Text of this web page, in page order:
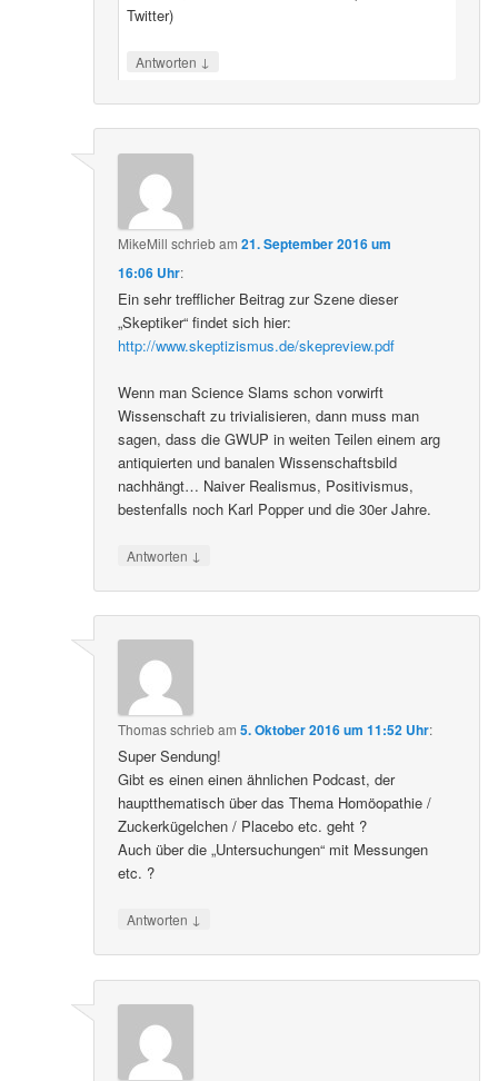
Twitter)
Antworten ↓
MikeMill schriebam21. September 2016 um
16:06 Uhr:
Ein sehr trefflicher Beitrag zur Szene dieser
„Skeptiker“ findet sich hier:
http://www.skeptizismus.de/skepreview.pdf
Wenn man Science Slams schon vorwirft
Wissenschaft zu trivialisieren, dann muss man
sagen, dass die GWUP in weiten Teilen einem arg
antiquierten und banalen Wissenschaftsbild
nachhängt… Naiver Realismus, Positivismus,
bestenfalls noch Karl Popper und die 30er Jahre.
Antworten ↓
Thomasschriebam5. Oktober 2016 um 11:52 Uhr:
Super Sendung!
Gibt es einen einen ähnlichen Podcast, der
hauptthematisch über das Thema Homöopathie /
Zuckerkügelchen / Placebo etc. geht ?
Auch über die „Untersuchungen“ mit Messungen
etc. ?
Antworten ↓